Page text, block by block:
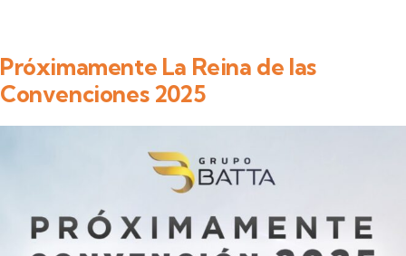
Próximamente La Reina de las
Convenciones 2025